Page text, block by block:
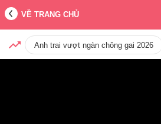
VỀ TRANG CHỦ
Anh trai vượt ngàn chông gai 2026